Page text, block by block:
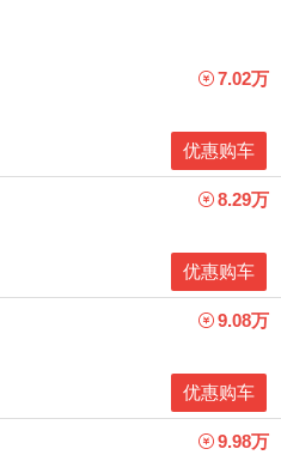
7.02万
优惠购车
8.29万
优惠购车
9.08万
优惠购车
9.98万